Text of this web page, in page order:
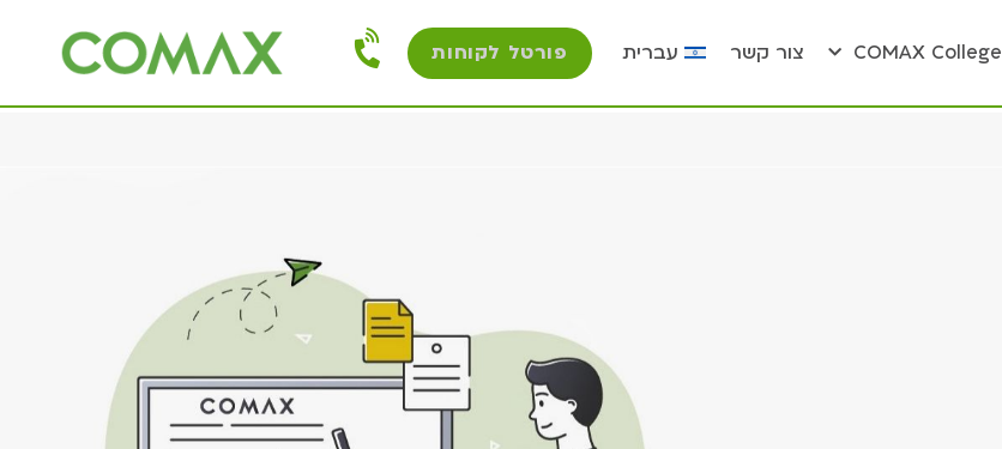
COMAX College צור קשר עברית פורטל לקוחות